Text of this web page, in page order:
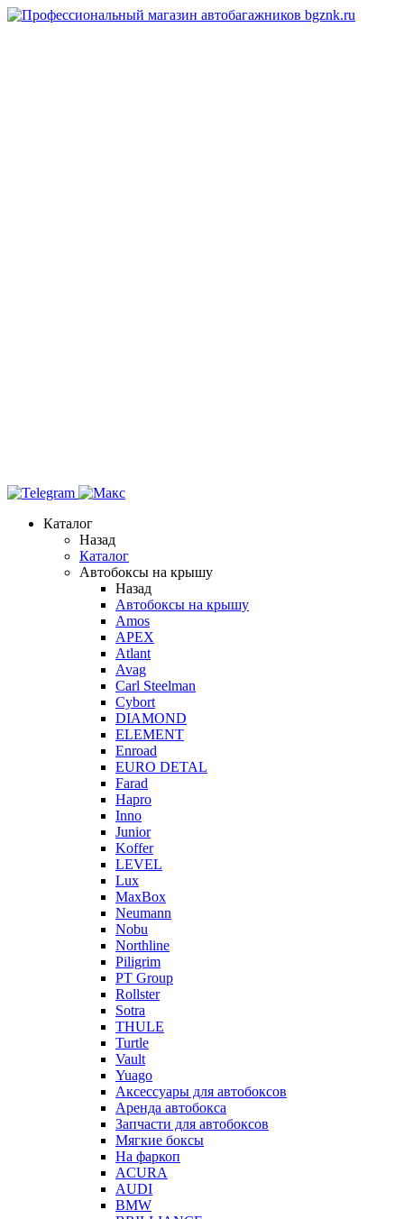
Каталог
Назад
Каталог
Автобоксы на крышу
Назад
Автобоксы на крышу
Amos
APEX
Atlant
Avag
Carl Steelman
Cybort
DIAMOND
ELEMENT
Enroad
EURO DETAL
Farad
Hapro
Inno
Junior
Koffer
LEVEL
Lux
MaxBox
Neumann
Nobu
Northline
Piligrim
PT Group
Rollster
Sotra
THULE
Turtle
Vault
Yuago
Аксессуары для автобоксов
Аренда автобокса
Запчасти для автобоксов
Мягкие боксы
На фаркоп
ACURA
AUDI
BMW